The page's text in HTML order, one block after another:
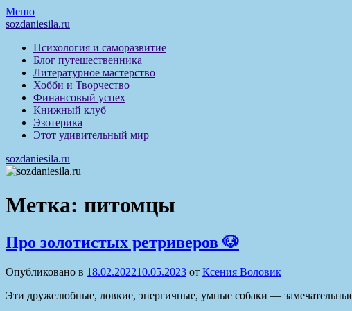
Перейти
к
Меню
sozdaniesila.ru
Психология и саморазвитие
Блог путешественника
Литературное мастерство
Хобби и Творчество
Финансовый успех
Книжный клуб
Эзотерика
Этот удивительный мир
sozdaniesila.ru
Метка: питомцы
Про золотистых ретриверов 🐶
Опубликовано в 18.02.202210.05.2023 от Ксения Воловик
Эти дружелюбные, ловкие, энергичные, умные собаки —